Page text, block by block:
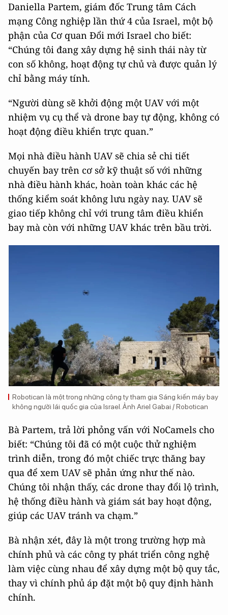
Daniella Partem, giám đốc Trung tâm Cách
mạng Công nghiệp lần thứ 4 của Israel, một bộ
phận của Cơ quan Đổi mới Israel cho biết:
“Chúng tôi đang xây dựng hệ sinh thái này từ
con số không, hoạt động tự chủ và được quản lý
chỉ bằng máy tính.
“Người dùng sẽ khởi động một UAV với một
nhiệm vụ cụ thể và drone bay tự động, không có
hoạt động điều khiển trực quan.”
Mọi nhà điều hành UAV sẽ chia sẻ chi tiết
chuyến bay trên cơ sở kỹ thuật số với những
nhà điều hành khác, hoàn toàn khác các hệ
thống kiểm soát không lưu ngày nay. UAV sẽ
giao tiếp không chỉ với trung tâm điều khiển
bay mà còn với những UAV khác trên bầu trời.
Robotican là một trong những công ty tham gia Sáng kiến ​​máy bay
không người lái quốc gia của Israel. Ảnh Ariel Gabai / Robotican
Bà Partem, trả lời phỏng vấn với NoCamels cho
biết: “Chúng tôi đã có một cuộc thử nghiệm
trình diễn, trong đó một chiếc trực thăng bay
qua để xem UAV sẽ phản ứng như thế nào.
Chúng tôi nhận thấy, các drone thay đổi lộ trình,
hệ thống điều hành và giám sát bay hoạt động,
giúp các UAV tránh va chạm.”
Bà nhận xét, đây là một trong trường hợp mà
chính phủ và các công ty phát triển công nghệ
làm việc cùng nhau để xây dựng một bộ quy tắc,
thay vì chính phủ áp đặt một bộ quy định hành
chính.